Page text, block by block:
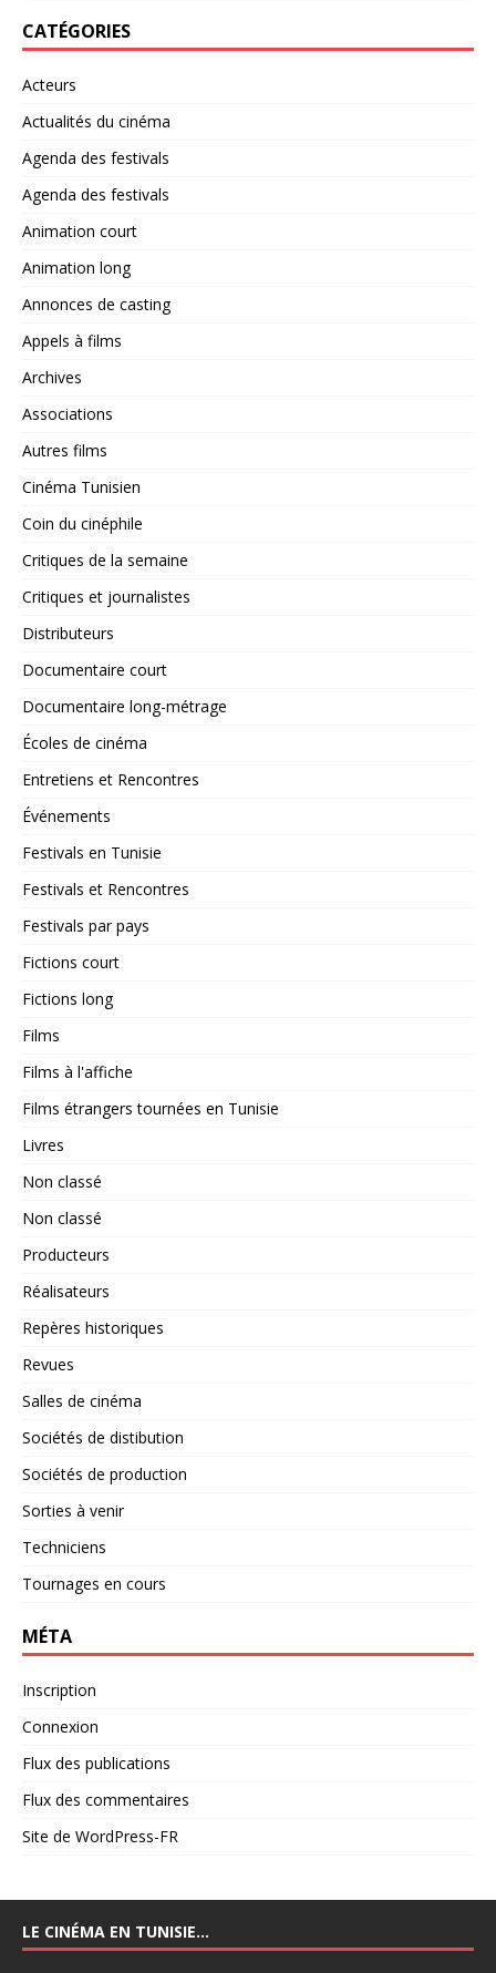
CATÉGORIES
Acteurs
Actualités du cinéma
Agenda des festivals
Agenda des festivals
Animation court
Animation long
Annonces de casting
Appels à films
Archives
Associations
Autres films
Cinéma Tunisien
Coin du cinéphile
Critiques de la semaine
Critiques et journalistes
Distributeurs
Documentaire court
Documentaire long-métrage
Écoles de cinéma
Entretiens et Rencontres
Événements
Festivals en Tunisie
Festivals et Rencontres
Festivals par pays
Fictions court
Fictions long
Films
Films à l'affiche
Films étrangers tournées en Tunisie
Livres
Non classé
Non classé
Producteurs
Réalisateurs
Repères historiques
Revues
Salles de cinéma
Sociétés de distibution
Sociétés de production
Sorties à venir
Techniciens
Tournages en cours
MÉTA
Inscription
Connexion
Flux des publications
Flux des commentaires
Site de WordPress-FR
LE CINÉMA EN TUNISIE…